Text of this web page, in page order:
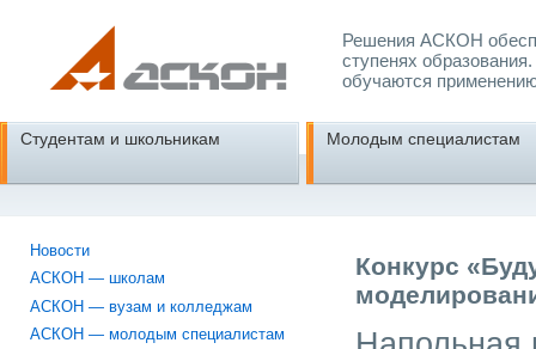
Решения АСКОН
ступенях
обучаются
Студентам и школьникам Молодым специалистам
Новости
АСКОН — школам
АСКОН — вузам и колледжам
АСКОН — молодым специалистам
Конкурс